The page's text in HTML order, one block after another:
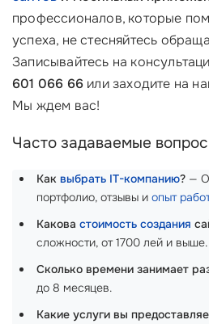
профессионалов, которые
успеха, не стесняйтесь
Записывайтесь на
601 066 66 или заходите на
Мы ждем вас!
Часто задаваемые
Как выбрать IT-компанию? —
портфолио, отзывы и опыт
Какова стоимость создания
сложности, от 1700 лей и выше.
Сколько времени занимает
до 8 месяцев.
Какие услуги вы